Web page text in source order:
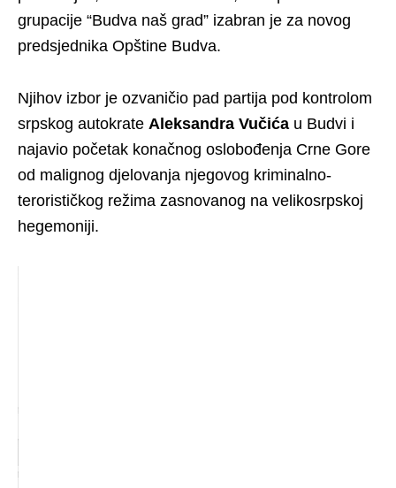
grupacije “Budva naš grad” izabran je za novog
predsjednika Opštine Budva.
Njihov izbor je ozvaničio pad partija pod kontrolom
srpskog autokrate Aleksandra Vučića u Budvi i
najavio početak konačnog oslobođenja Crne Gore
od malignog djelovanja njegovog kriminalno-
terorističkog režima zasnovanog na velikosrpskoj
hegemoniji.